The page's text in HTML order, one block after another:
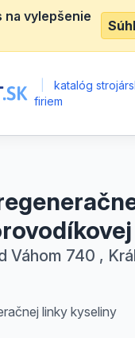
na vylepšenie
katalóg
firiem
Váhom 740 ,
linky kyseliny